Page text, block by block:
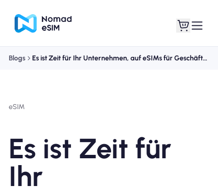
Shop-Tarife
Blogs Es ist Zeit für Ihr Unternehmen, auf eSIMs für Geschäftsreisen umzusteigen
eSIM
Es ist Zeit für
Ihr